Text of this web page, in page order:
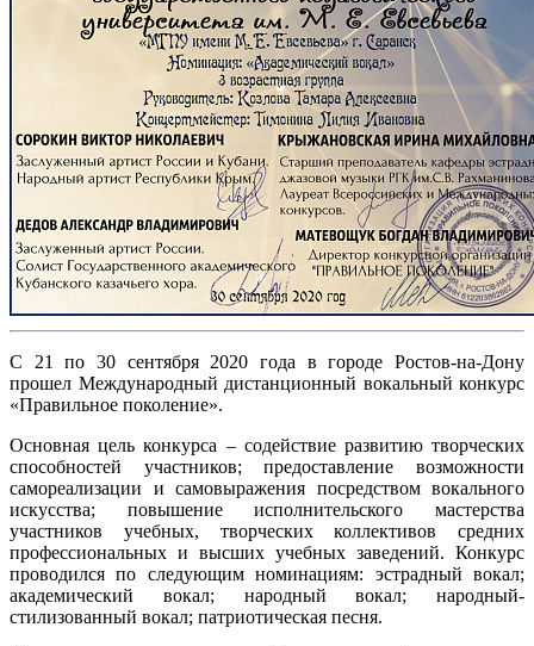
С 21 по 30 сентября 2020 года в городе Ростов-на-Дону
прошел Международный дистанционный вокальный конкурс
«Правильное поколение».
Основная цель конкурса – содействие развитию творческих
способностей участников; предоставление возможности
самореализации и самовыражения посредством вокального
искусства; повышение исполнительского мастерства
участников учебных, творческих коллективов средних
профессиональных и высших учебных заведений. Конкурс
проводился по следующим номинациям: эстрадный вокал;
академический вокал; народный вокал; народный-
стилизованный вокал; патриотическая песня.